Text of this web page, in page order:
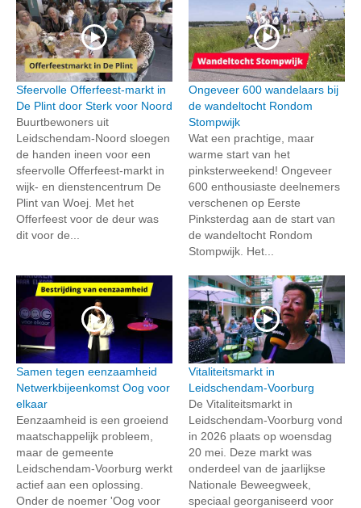
Sfeervolle Offerfeest-markt in
De Plint door Sterk voor Noord
Buurtbewoners uit
Leidschendam-Noord sloegen
de handen ineen voor een
sfeervolle Offerfeest-markt in
wijk- en dienstencentrum De
Plint van Woej. Met het
Offerfeest voor de deur was
dit voor de...
Ongeveer 600 wandelaars bij
de wandeltocht Rondom
Stompwijk
Wat een prachtige, maar
warme start van het
pinksterweekend! Ongeveer
600 enthousiaste deelnemers
verschenen op Eerste
Pinksterdag aan de start van
de wandeltocht Rondom
Stompwijk. Het...
Samen tegen eenzaamheid
Netwerkbijeenkomst Oog voor
elkaar
Eenzaamheid is een groeiend
maatschappelijk probleem,
maar de gemeente
Leidschendam-Voorburg werkt
actief aan een oplossing.
Onder de noemer 'Oog voor
Vitaliteitsmarkt in
Leidschendam-Voorburg
De Vitaliteitsmarkt in
Leidschendam-Voorburg vond
in 2026 plaats op woensdag
20 mei. Deze markt was
onderdeel van de jaarlijkse
Nationale Beweegweek,
speciaal georganiseerd voor